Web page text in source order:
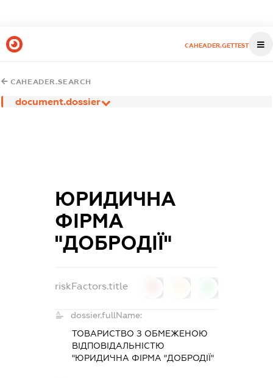
CAHEADER.GETTEST
CAHEADER.SEARCH
document.dossier
ЮРИДИЧНА
ФІРМА
"ДОБРОДІЇ"
riskFactors.title
dossier.fullName:
ТОВАРИСТВО З ОБМЕЖЕНОЮ
ВІДПОВІДАЛЬНІСТЮ
"ЮРИДИЧНА ФІРМА "ДОБРОДІЇ"